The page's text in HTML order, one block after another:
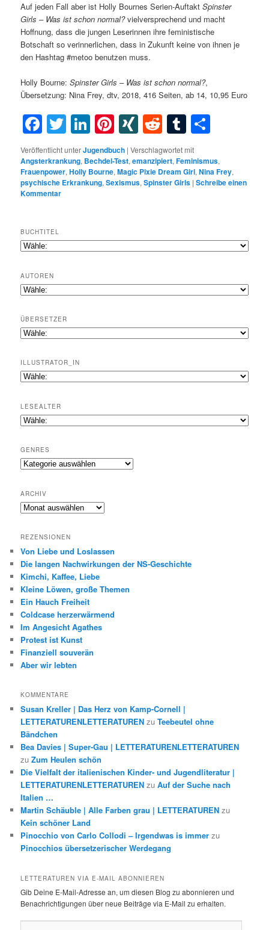
Auf jeden Fall aber ist Holly Bournes Serien-AuftaktSpinster
Girls – Was ist schon normal?vielversprechend und macht
Hoffnung, dass die jungen Leserinnen ihre feministische
Botschaft so verinnerlichen, dass in Zukunft keine von ihnen je
den Hashtag #metoo benutzen muss.
Holly Bourne:Spinster Girls – Was ist schon normal?,
Übersetzung: Nina Frey, dtv, 2018, 416 Seiten, ab 14, 10,95 Euro
Facebook
Twitter
LinkedIn
Pinterest
XINGRedditTumblr
Veröffentlicht unterJugendbuch |Verschlagwortet mit
Angsterkrankung, Bechdel-Test,emanzipiert,Feminismus,
Frauenpower,Holly Bourne,Magic Pixie Dream Girl,Nina Frey,
psychische Erkrankung,Sexismus,Spinster Girls |Schreibe einen
Kommentar
BUCHTITEL
AUTOREN
ÜBERSETZER
ILLUSTRATOR_IN
LESEALTER
GENRES
Genres
ARCHIV
Archiv
REZENSIONEN
Von Liebe und Loslassen
Die langen Nachwirkungen der NS-Geschichte
Kimchi, Kaffee, Liebe
Kleine Löwen, große Themen
Ein Hauch Freiheit
Coldcase herzerwärmend
Im Angesicht Agathes
Protest ist Kunst
Finanziell souverän
Aber wir lebten
KOMMENTARE
Susan Kreller | Das Herz von Kamp-Cornell |
LETTERATURENLETTERATUREN zuTeebeutel ohne
Bändchen
Bea Davies | Super-Gau | LETTERATURENLETTERATUREN
zuZum Heulen schön
Die Vielfalt der italienischen Kinder- und Jugendliteratur |
LETTERATURENLETTERATUREN zuAuf der Suche nach
Italien …
Martin Schäuble | Alle Farben grau | LETTERATUREN zu
Kein schöner Land
Pinocchio von Carlo Collodi – Irgendwas is immer zu
Pinocchios übersetzerischer Werdegang
LETTERATUREN VIA E-MAIL ABONNIEREN
Gib Deine E-Mail-Adresse an, um diesen Blog zu abonnieren und
Benachrichtigungen über neue Beiträge via E-Mail zu erhalten.